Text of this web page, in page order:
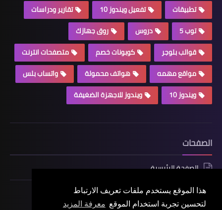
هذا الموقع يستخدم ملفات تعريف الارتباط
لتحسين تجربة استخدام الموقع معرفة المزيد
تطبيقات
تفعيل ويندوز 10
تقارير ودراسات
توب 5
دروس
روق جهازك
قوالب بلوجر
كوبونات خصم
متصفحات انترنت
مواقع مهمه
هواتف محمولة
واتساب بلس
ويندوز 10
ويندوز للاجهزة الضغيفة
الصفحات
الصفحة الرئيسية